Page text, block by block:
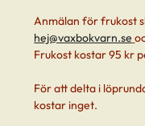
Anmälan för frukost
hej@vaxbokvarn.se
Frukost kostar 95 kr
För att delta i
kostar inget.